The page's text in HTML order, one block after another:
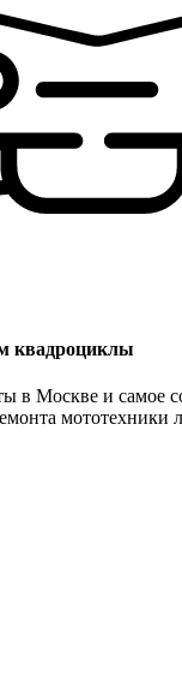
квадроциклы
в Москве и самое
мототехники